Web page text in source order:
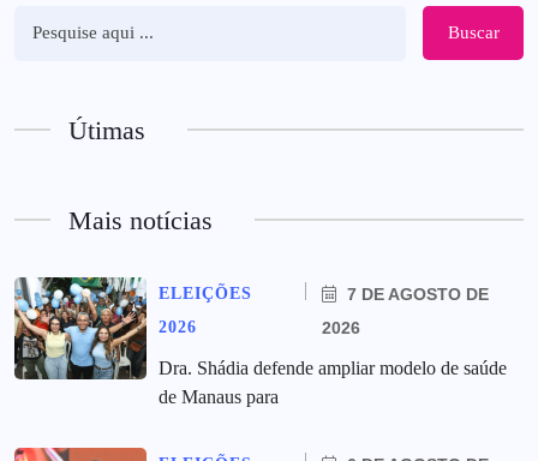
Buscar
Útimas
Mais notícias
ELEIÇÕES
2026
7 DE AGOSTO DE
2026
Dra. Shádia defende ampliar modelo de saúde
de Manaus para